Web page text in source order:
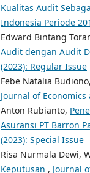
Kualitas Audit
Indonesia Periode
Edward Bintang
Audit dengan Audit
(2023): Regular Issue
Febe Natalia Budiono,
Journal of Economics
Anton Rubianto,
Asuransi PT Barron
(2023): Special Issue
Risa Nurmala Dewi,
Keputusan , Journal